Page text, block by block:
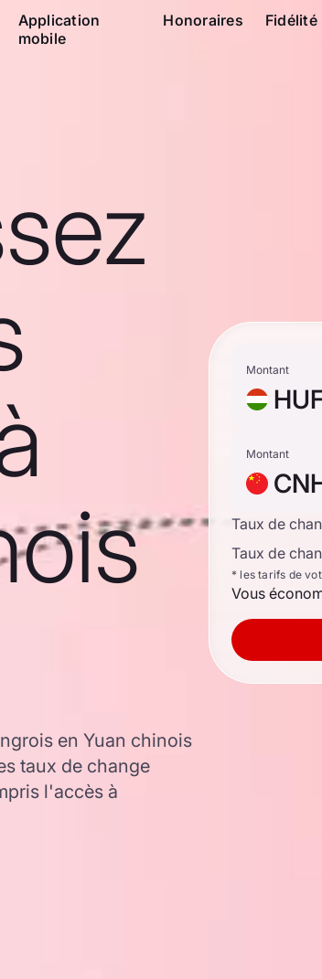
Application
mobile
Honoraires Fidélité
en Yuan chinois
taux de change
l'accès à
Montant
Montant
Taux de
Taux de
* les tarifs de
Vous